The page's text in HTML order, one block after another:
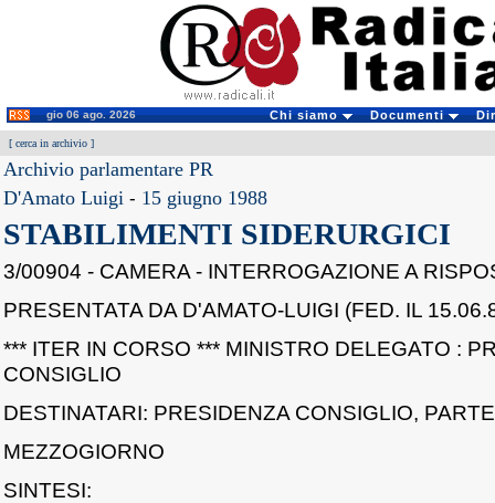
gio 06 ago. 2026 Chi siamo Documenti
[ cerca in archivio ]
Archivio parlamentare PR
D'Amato Luigi - 15 giugno 1988
STABILIMENTI SIDERURGICI
3/00904 - CAMERA - INTERROGAZIONE A
PRESENTATA DA D'AMATO-LUIGI (FED. IL
*** ITER IN CORSO *** MINISTRO DELEGATO :
CONSIGLIO
DESTINATARI: PRESIDENZA CONSIGLIO,
MEZZOGIORNO
SINTESI: